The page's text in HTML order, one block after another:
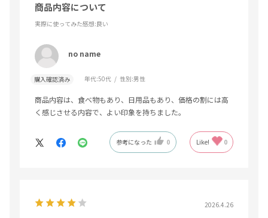
商品内容について
実際に使ってみた感想:良い
no name
購入確認済み 年代:50代 性別:男性
商品内容は、食べ物もあり、日用品もあり、価格の割には高
く感じさせる内容で、よい印象を持ちました。
参考になった 0 Like! 0
2026.4.26